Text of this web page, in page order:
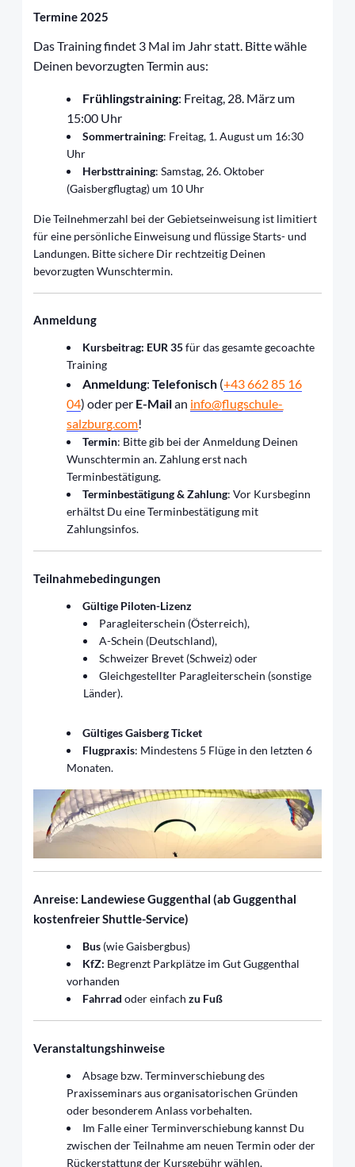
Termine 2025
Das Training findet 3 Mal im Jahr statt. Bitte wähle
Deinen bevorzugten Termin aus:
Frühlingstraining: Freitag, 28. März um
15:00 Uhr
Sommertraining: Freitag, 1. August um 16:30
Uhr
Herbsttraining: Samstag, 26. Oktober
(Gaisbergflugtag) um 10 Uhr
Die Teilnehmerzahl bei der Gebietseinweisung ist limitiert
für eine persönliche Einweisung und flüssige Starts- und
Landungen. Bitte sichere Dir rechtzeitig Deinen
bevorzugten Wunschtermin.
Anmeldung
Kursbeitrag: EUR 35für das gesamte gecoachte
Training
Anmeldung:Telefonisch (+43 662 85 16
04) oder per E-Mailan info@flugschule-
salzburg.com!
Termin: Bitte gib bei der Anmeldung Deinen
Wunschtermin an. Zahlung erst nach
Terminbestätigung.
Terminbestätigung & Zahlung: Vor Kursbeginn
erhältst Du eine Terminbestätigung mit
Zahlungsinfos.
Teilnahmebedingungen
Gültige Piloten-Lizenz
Paragleiterschein (Österreich),
A-Schein (Deutschland),
Schweizer Brevet (Schweiz) oder
Gleichgestellter Paragleiterschein (sonstige
Länder).
Gültiges Gaisberg Ticket
Flugpraxis: Mindestens 5 Flüge in den letzten 6
Monaten.
Anreise: Landewiese Guggenthal(ab Guggenthal
kostenfreier Shuttle-Service)
Bus (wie Gaisbergbus)
KfZ: Begrenzt Parkplätze im Gut Guggenthal
vorhanden
Fahrrad oder einfachzu Fuß
Veranstaltungshinweise
Absage bzw. Terminverschiebung des
Praxisseminars aus organisatorischen Gründen
oder besonderem Anlass vorbehalten.
Im Falle einer Terminverschiebung kannst Du
zwischen der Teilnahme am neuen Termin oder der
Rückerstattung der Kursgebühr wählen.